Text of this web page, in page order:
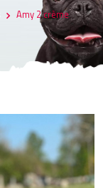
Amy 2 crème